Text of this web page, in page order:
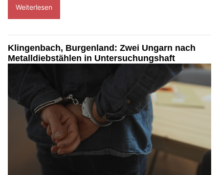
Weiterlesen
Klingenbach, Burgenland: Zwei Ungarn nach
Metalldiebstählen in Untersuchungshaft